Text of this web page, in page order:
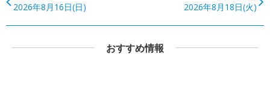
2026年8月16日(日) 2026年8月18日(火)
おすすめ情報